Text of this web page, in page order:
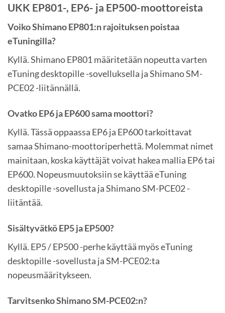
UKK EP801-, EP6- ja EP500-moottoreista
Voiko Shimano EP801:n rajoituksen poistaa
eTuningilla?
Kyllä. Shimano EP801 määritetään nopeutta varten
eTuning desktopille -sovelluksella ja Shimano SM-
PCE02 -liitännällä.
Ovatko EP6 ja EP600 sama moottori?
Kyllä. Tässä oppaassa EP6 ja EP600 tarkoittavat
samaa Shimano-moottoriperhettä. Molemmat nimet
mainitaan, koska käyttäjät voivat hakea mallia EP6 tai
EP600. Nopeusmuutoksiin se käyttää eTuning
desktopille -sovellusta ja Shimano SM-PCE02 -
liitäntää.
Sisältyvätkö EP5 ja EP500?
Kyllä. EP5 / EP500 -perhe käyttää myös eTuning
desktopille -sovellusta ja SM-PCE02:ta
nopeusmääritykseen.
Tarvitsenko Shimano SM-PCE02:n?